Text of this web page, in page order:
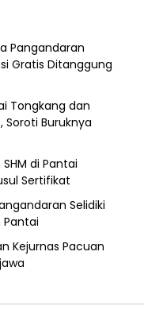
Pangandaran
Gratis Ditanggung
Tongkang dan
Soroti Buruknya
di Pantai
Sertifikat
Selidiki
Pantai
Kejurnas Pacuan